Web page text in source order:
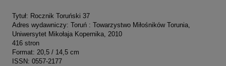
Tytuł: Rocznik Toruński 37
Adres wydawniczy: Toruń : Towarzystwo Miłośników Torunia,
Uniwersytet Mikołaja Kopernika, 2010
416 stron
Format: 20,5 / 14,5 cm
ISSN: 0557-2177